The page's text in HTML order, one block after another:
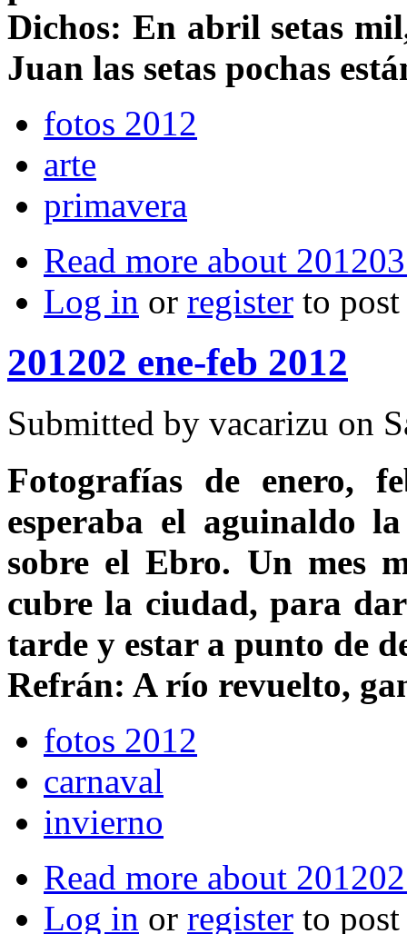
Dichos: En abril setas
Juan las setas pochas
fotos 2012
arte
primavera
Read more about
Log in or register to
201202 ene-feb 2012
Submitted by vacarizu on
Fotografías de enero,
esperaba el aguinaldo
sobre el Ebro. Un mes
cubre la ciudad, para
tarde y estar a punto de
Refrán: A río revuelto,
fotos 2012
carnaval
invierno
Read more about
Log in or register to